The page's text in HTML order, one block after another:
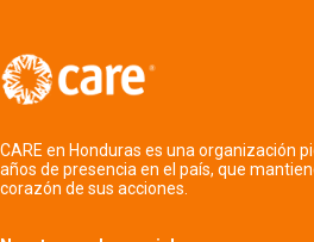
CARE en Honduras es una organización
años de presencia en el país, que
corazón de sus acciones.